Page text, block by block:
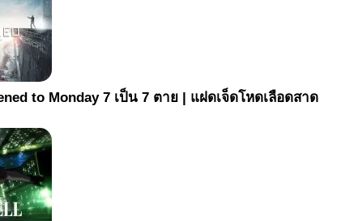
to Monday 7 เป็น 7 ตาย | แฝดเจ็ดโหดเลือดสาด